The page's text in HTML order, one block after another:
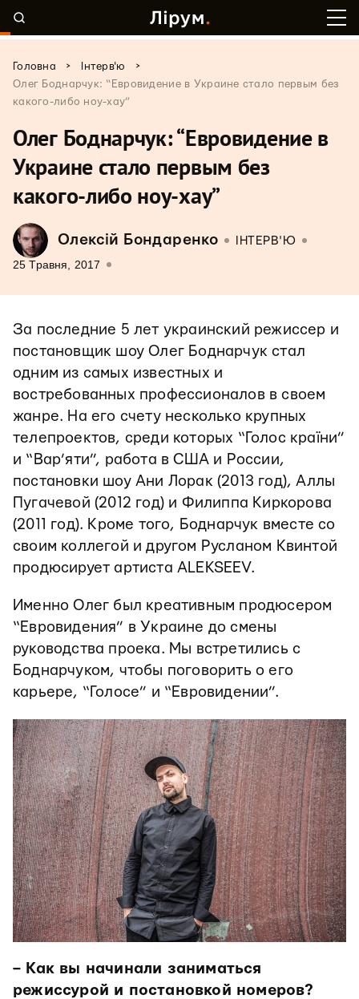
Головна > Інтерв'ю
>
Олег Боднарчук: “Евровидение в Украине стало первым без
какого-либо ноу-хау”
Олег Боднарчук: “Евровидение в
Украине стало первым без
какого-либо ноу-хау”
Олексій Бондаренко ІНТЕРВ'Ю
25 Травня, 2017
За последние 5 лет украинский режиссер и
постановщик шоу Олег Боднарчук стал
одним из самых известных и
востребованных профессионалов в своем
жанре. На его счету несколько крупных
телепроектов, среди которых “Голос країни”
и “Вар’яти”, работа в США и России,
постановки шоу Ани Лорак (2013 год), Аллы
Пугачевой (2012 год) и Филиппа Киркорова
(2011 год). Кроме того, Боднарчук вместе со
своим коллегой и другом Русланом Квинтой
продюсирует артиста ALEKSEEV.
Именно Олег был креативным продюсером
“Евровидения” в Украине до смены
руководства проека. Мы встретились с
Боднарчуком, чтобы поговорить о его
карьере, “Голосе” и “Евровидении”.
– Как вы начинали заниматься
режиссурой и постановкой номеров?